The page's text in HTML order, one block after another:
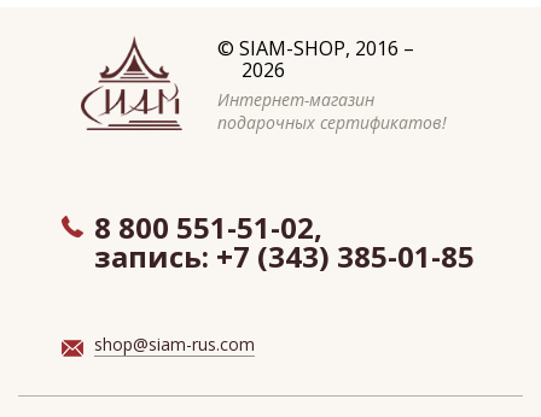
© SIAM-SHOP, 2016 –
2026
Интернет-магазин
подарочных сертификатов!
8 800 551-51-02,
запись: +7 (343) 385-01-85
shop@siam-rus.com